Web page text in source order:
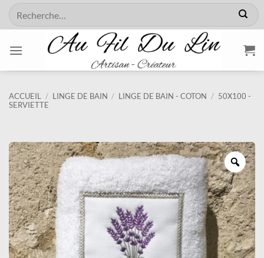
Passer
Recherche
pour :
ACCUEIL / LINGE DE BAIN / LINGE DE BAIN - COTON / 50X100 -
SERVIETTE